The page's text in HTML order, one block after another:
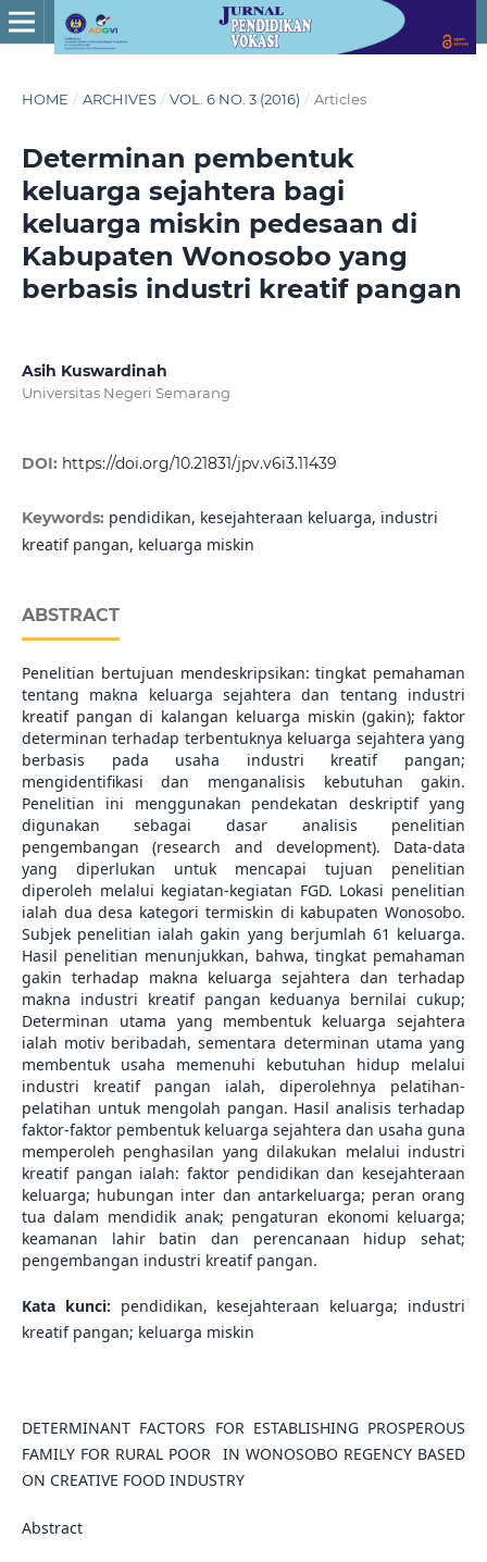
HOME / ARCHIVES / VOL. 6 NO. 3 (2016) / Articles
Determinan pembentuk
keluarga sejahtera bagi
keluarga miskin pedesaan di
Kabupaten Wonosobo yang
berbasis industri kreatif pangan
Asih Kuswardinah
Universitas Negeri Semarang
DOI: https://doi.org/10.21831/jpv.v6i3.11439
Keywords: pendidikan, kesejahteraan keluarga, industri
kreatif pangan, keluarga miskin
ABSTRACT
Penelitian bertujuan mendeskripsikan: tingkat pemahaman
tentang makna keluarga sejahtera dan tentang industri
kreatif pangan di kalangan keluarga miskin (gakin); faktor
determinan terhadap terbentuknya keluarga sejahtera yang
berbasis pada usaha industri kreatif pangan;
mengidentifikasi dan menganalisis kebutuhan gakin.
Penelitian ini menggunakan pendekatan deskriptif yang
digunakan sebagai dasar analisis penelitian
pengembangan (research and development). Data-data
yang diperlukan untuk mencapai tujuan penelitian
diperoleh melalui kegiatan-kegiatan FGD. Lokasi penelitian
ialah dua desa kategori termiskin di kabupaten Wonosobo.
Subjek penelitian ialah gakin yang berjumlah 61 keluarga.
Hasil penelitian menunjukkan, bahwa, tingkat pemahaman
gakin terhadap makna keluarga sejahtera dan terhadap
makna industri kreatif pangan keduanya bernilai cukup;
Determinan utama yang membentuk keluarga sejahtera
ialah motiv beribadah, sementara determinan utama yang
membentuk usaha memenuhi kebutuhan hidup melalui
industri kreatif pangan ialah, diperolehnya pelatihan-
pelatihan untuk mengolah pangan. Hasil analisis terhadap
faktor-faktor pembentuk keluarga sejahtera dan usaha guna
memperoleh penghasilan yang dilakukan melalui industri
kreatif pangan ialah: faktor pendidikan dan kesejahteraan
keluarga; hubungan inter dan antarkeluarga; peran orang
tua dalam mendidik anak; pengaturan ekonomi keluarga;
keamanan lahir batin dan perencanaan hidup sehat;
pengembangan industri kreatif pangan.
Kata kunci: pendidikan, kesejahteraan keluarga; industri
kreatif pangan; keluarga miskin
DETERMINANT FACTORS FOR ESTABLISHING PROSPEROUS
FAMILY FOR RURAL POOR IN WONOSOBO REGENCY BASED
ON CREATIVE FOOD INDUSTRY
Abstract